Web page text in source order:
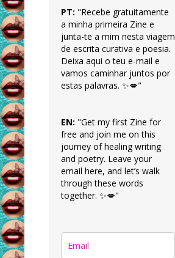
PT: "Recebe gratuitamente
a minha primeira Zine e
junta-te a mim nesta viagem
de escrita curativa e poesia.
Deixa aqui o teu e-mail e
vamos caminhar juntos por
estas palavras. ✨💋"
EN: "Get my first Zine for
free and join me on this
journey of healing writing
and poetry. Leave your
email here, and let’s walk
through these words
together. ✨💋"